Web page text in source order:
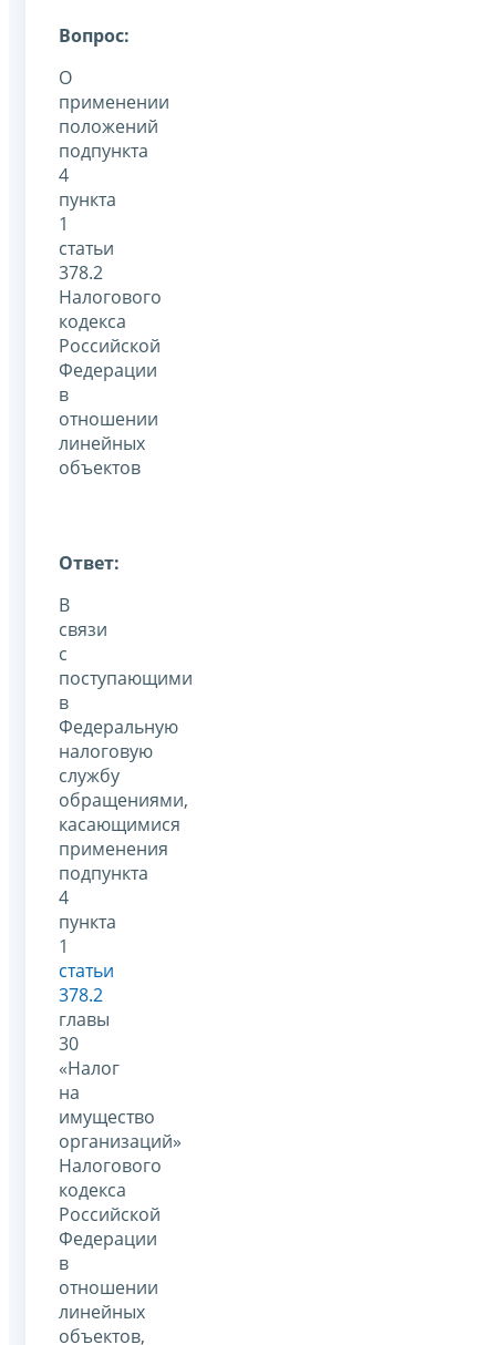
Вопрос:
О
применении
положений
подпункта
4
пункта
1
статьи
378.2
Налогового
кодекса
Российской
Федерации
в
отношении
линейных
объектов
Ответ:
В
связи
с
поступающими
в
Федеральную
налоговую
службу
обращениями,
касающимися
применения
подпункта
4
пункта
1
статьи
378.2
главы
30
«Налог
на
имущество
организаций»
Налогового
кодекса
Российской
Федерации
в
отношении
линейных
объектов,